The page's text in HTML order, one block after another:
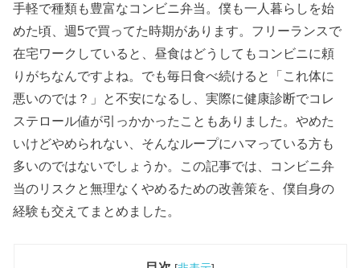
手軽で種類も豊富なコンビニ弁当。僕も一人暮らしを始
めた頃、週5で買ってた時期があります。フリーランスで
在宅ワークしていると、昼食はどうしてもコンビニに頼
りがちなんですよね。でも毎日食べ続けると「これ体に
悪いのでは？」と不安になるし、実際に健康診断でコレ
ステロール値が引っかかったこともありました。やめた
いけどやめられない、そんなループにハマっている方も
多いのではないでしょうか。この記事では、コンビニ弁
当のリスクと無理なくやめるための改善策を、僕自身の
経験も交えてまとめました。